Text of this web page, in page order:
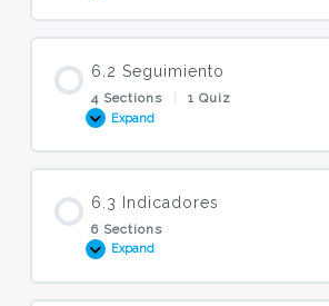
general
6
6.2 Seguimiento
4 Sections 1 Quiz
Expand
6.2
6.3 Indicadores
6 Sections
Expand
6.3